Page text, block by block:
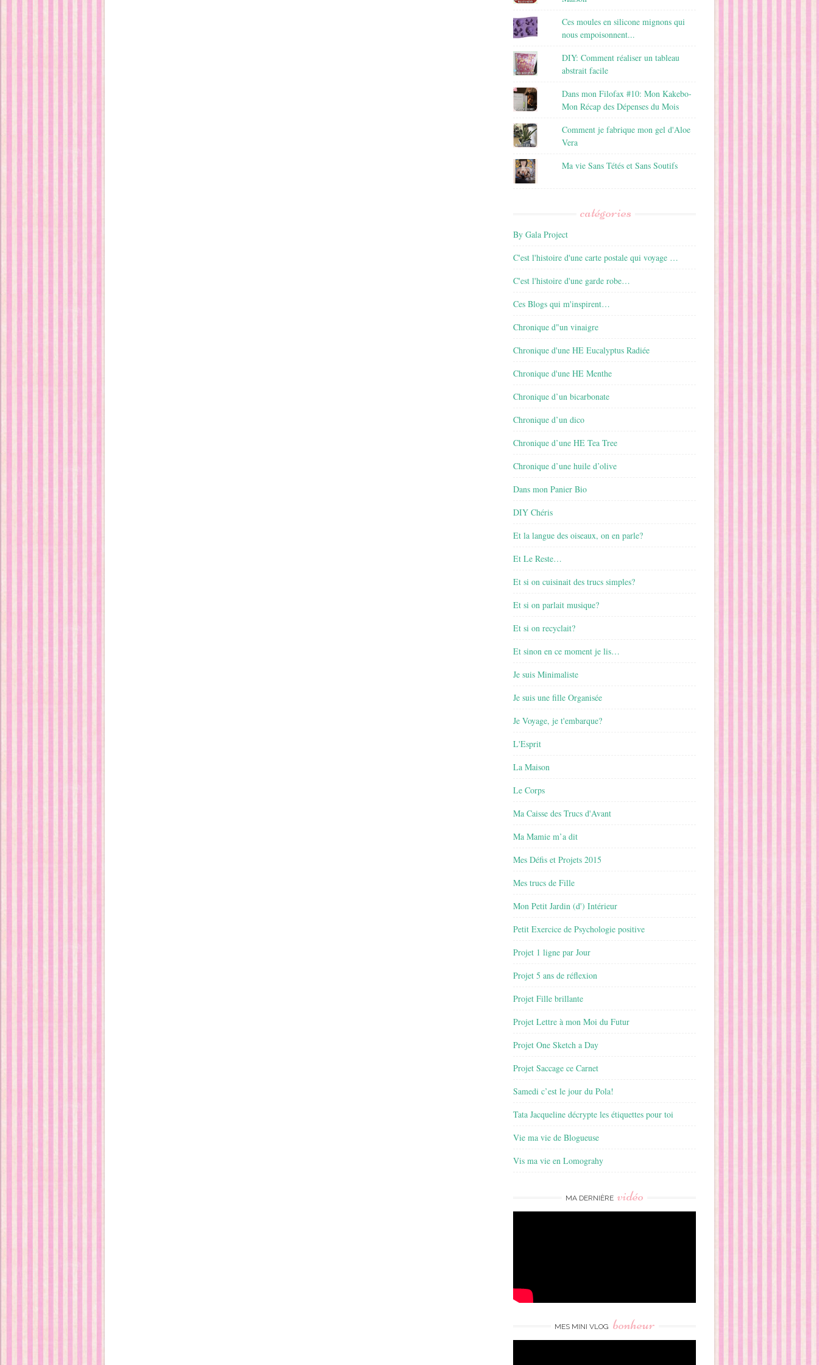
Ces moules en silicone mignons qui
nous empoisonnent...
DIY: Comment réaliser un tableau
abstrait facile
Dans mon Filofax #10: Mon Kakebo-
Mon Récap des Dépenses du Mois
Comment je fabrique mon gel d'Aloe
Vera
Ma vie Sans Tétés et Sans Soutifs
catégories
By Gala Project
C'est l'histoire d'une carte postale qui voyage …
C'est l'histoire d'une garde robe…
Ces Blogs qui m'inspirent…
Chronique d"un vinaigre
Chronique d'une HE Eucalyptus Radiée
Chronique d'une HE Menthe
Chronique d’un bicarbonate
Chronique d’un dico
Chronique d’une HE Tea Tree
Chronique d’une huile d’olive
Dans mon Panier Bio
DIY Chéris
Et la langue des oiseaux, on en parle?
Et Le Reste…
Et si on cuisinait des trucs simples?
Et si on parlait musique?
Et si on recyclait?
Et sinon en ce moment je lis…
Je suis Minimaliste
Je suis une fille Organisée
Je Voyage, je t'embarque?
L'Esprit
La Maison
Le Corps
Ma Caisse des Trucs d'Avant
Ma Mamie m’a dit
Mes Défis et Projets 2015
Mes trucs de Fille
Mon Petit Jardin (d') Intérieur
Petit Exercice de Psychologie positive
Projet 1 ligne par Jour
Projet 5 ans de réflexion
Projet Fille brillante
Projet Lettre à mon Moi du Futur
Projet One Sketch a Day
Projet Saccage ce Carnet
Samedi c’est le jour du Pola!
Tata Jacqueline décrypte les étiquettes pour toi
Vie ma vie de Blogueuse
Vis ma vie en Lomograhy
MA DERNIÈRE vidéo
MES MINI VLOG bonheur